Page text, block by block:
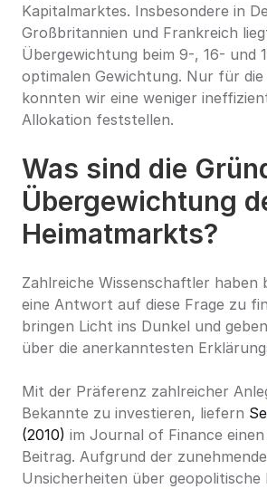
Kapitalmarktes. Insbesondere in
Großbritannien und Frankreich
Übergewichtung beim 9-, 16- und
optimalen Gewichtung. Nur für
konnten wir eine weniger
Allokation feststellen.
Was sind die
Übergewichtung
Heimatmarkts?
Zahlreiche Wissenschaftler haben
eine Antwort auf diese Frage zu
bringen Licht ins Dunkel und
über die anerkanntesten
Mit der Präferenz zahlreicher
Bekannte zu investieren, liefern
(2010) im Journal of Finance
Beitrag. Aufgrund der
Unsicherheiten über geopolitische